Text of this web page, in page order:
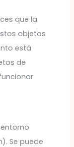
que la
objetos
está
de
Se puede